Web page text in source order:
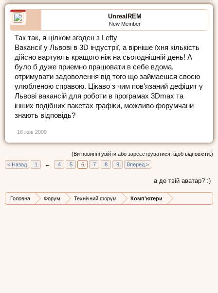
UnrealREM
New Member
Так так, я цілком згоден з Lefty
Вакансії у Львові в 3D індустрії, а вірніше їхня кількість
дійсно вартують кращого ніж на сьогоднішній день! А
було б дуже приемно працювати в себе вдома,
отримувати задоволення від того що займаешся своєю
улюбленою справою. Цікаво з чим пов'язаний дефіцит у
Львові вакансій для роботи в програмах 3Dmax та
інших подібних пакетах графіки, можливо форумчани
знають відповідь?
16 жов 2009
(Ви повинні увійти або зареєструватися, щоб відповісти.)
< Назад
1 ← 4 5 6 7 8 9 Вперед >
а де твій аватар? :)
Головна Форум Технічний форум Комп'ютери